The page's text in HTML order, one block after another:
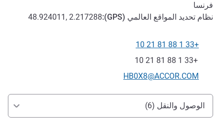
فرنسا
نظام تحديد المواقع العالمي (GPS
):
48.924011, 2.217288
الهاتف
+33 1 88 81 21 10
فاكس
+33 1 88 81 21 10
تواصل معنا عبر البريد الإلكتروني
HB0X8@ACCOR.COM
الوصول والتنقل
الوصول والنقل (6)